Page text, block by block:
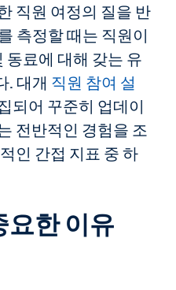
직원 여정의 질을 반
측정할 때는 직원이
동료에 대해 갖는 유
. 대개 직원 참여 설
되어 꾸준히 업데이
전반적인 경험을 조
인 간접 지표 중 하
요한 이유